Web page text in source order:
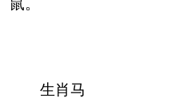
鼠。
生肖马